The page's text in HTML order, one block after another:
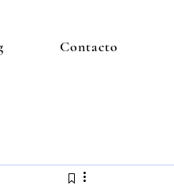
Contacto